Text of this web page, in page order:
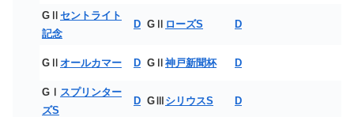
GⅡ セントライト
記念
D GⅡ ローズS D
GⅡ オールカマー D GⅡ 神戸新聞杯 D
GⅠ スプリンター
ズS
D GⅢ シリウスS D